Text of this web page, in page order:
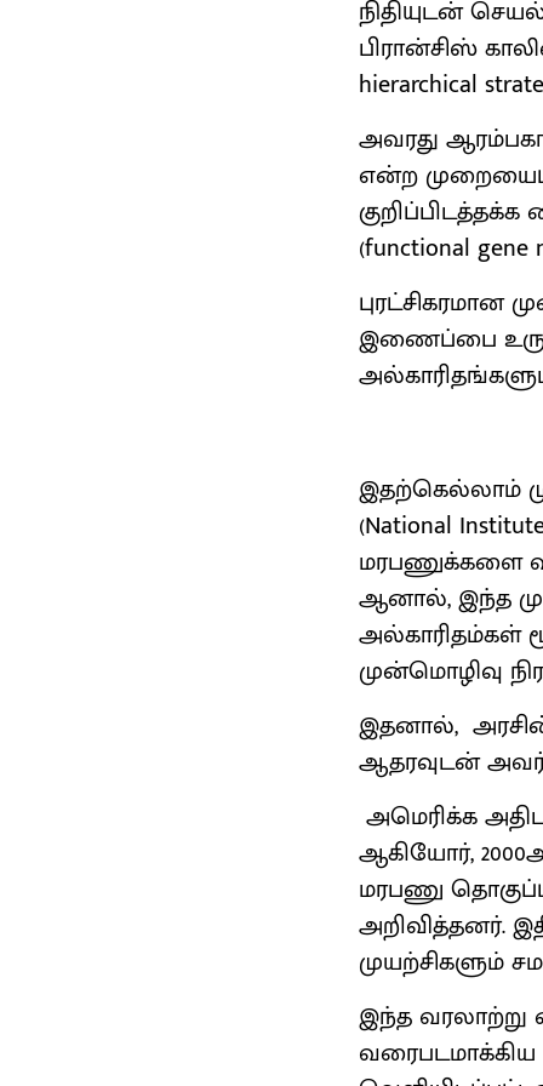
நிதியுடன்
பிரான்சிஸ்
hierarchical
அவரது ஆரம்பகால
என்ற
(functional gene
புரட்சிகரமான
இணைப்பை
இதற்கெல்லாம்
(National
மரபணுக்களை
ஆனால், இந்த
அல்காரிதம்கள்
முன்மொழிவு
இதனால், அரசின்
ஆதரவுடன்
அமெரிக்க
ஆகியோர்,
மரபணு
அறிவித்தனர்.
முயற்சிகளும்
இந்த வரலாற்று